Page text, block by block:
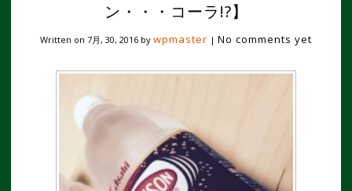
ン・・・コーラ!?】
Written on 7月, 30, 2016 by wpmaster | No comments yet